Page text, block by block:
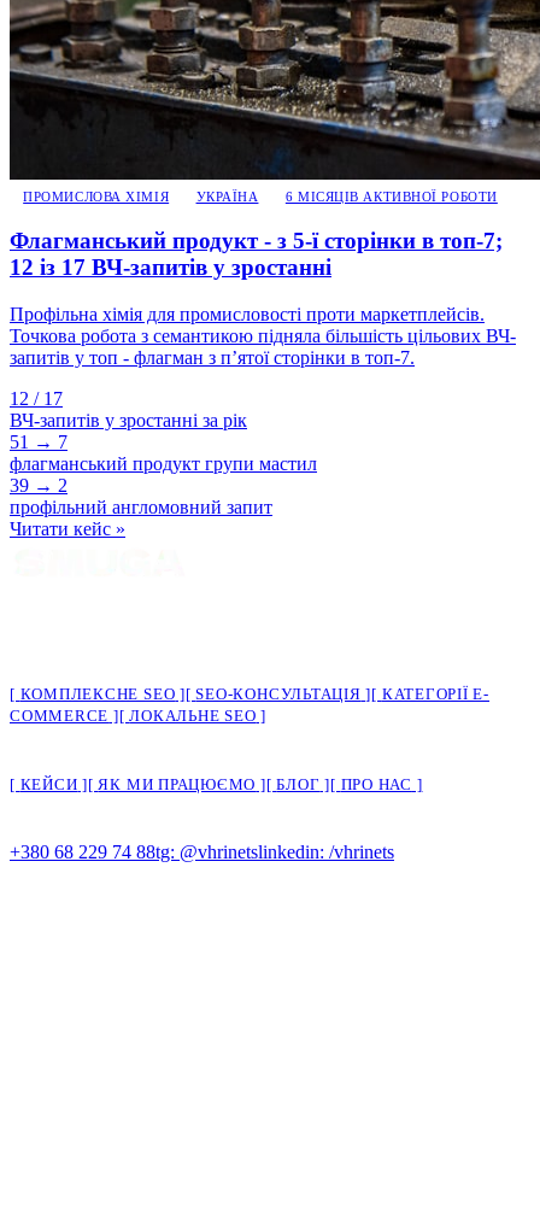
ПРОМИСЛОВА ХІМІЯ УКРАЇНА 6 МІСЯЦІВ АКТИВНОЇ РОБОТИ
Флагманський продукт - з 5-ї сторінки в топ-7;
12 із 17 ВЧ-запитів у зростанні
Профільна хімія для промисловості проти маркетплейсів.
Точкова робота з семантикою підняла більшість цільових ВЧ-
запитів у топ - флагман з пʼятої сторінки в топ-7.
12 / 17
ВЧ-запитів у зростанні за рік
51 → 7
флагманський продукт групи мастил
39 → 2
профільний англомовний запит
Читати кейс »
КОМПЛЕКСНЕ SEO SEO-КОНСУЛЬТАЦІЯ
КАТЕГОРІЇ E-
COMMERCE
ЛОКАЛЬНЕ SEO
КЕЙСИ ЯК МИ ПРАЦЮЄМО БЛОГ
ПРО НАС
+380 68 229 74 88tg: @vhrinetslinkedin: /vhrinets